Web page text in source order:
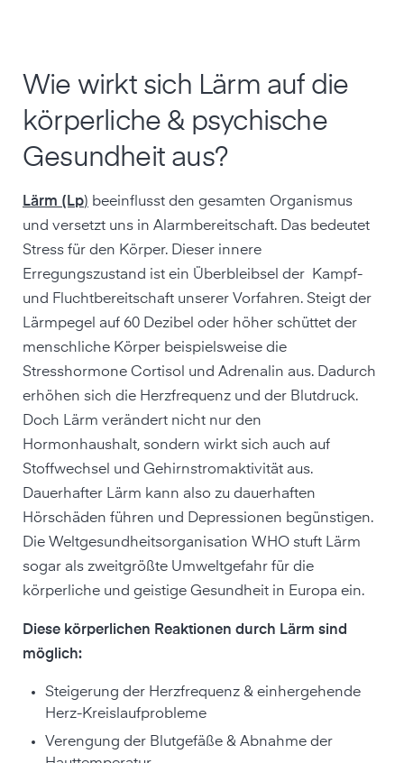
Wie wirkt sich Lärm auf die
körperliche & psychische
Gesundheit aus?
Lärm (Lp) beeinflusst den gesamten Organismus
und versetzt uns in Alarmbereitschaft. Das bedeutet
Stress für den Körper. Dieser innere
Erregungszustand ist ein Überbleibsel der Kampf-
und Fluchtbereitschaft unserer Vorfahren. Steigt der
Lärmpegel auf 60 Dezibel oder höher schüttet der
menschliche Körper beispielsweise die
Stresshormone Cortisol und Adrenalin aus. Dadurch
erhöhen sich die Herzfrequenz und der Blutdruck.
Doch Lärm verändert nicht nur den
Hormonhaushalt, sondern wirkt sich auch auf
Stoffwechsel und Gehirnstromaktivität aus.
Dauerhafter Lärm kann also zu dauerhaften
Hörschäden führen und Depressionen begünstigen.
Die Weltgesundheitsorganisation WHO stuft Lärm
sogar als zweitgrößte Umweltgefahr für die
körperliche und geistige Gesundheit in Europa ein.
Diese körperlichen Reaktionen durch Lärm sind
möglich:
Steigerung der Herzfrequenz & einhergehende
Herz-Kreislaufprobleme
Verengung der Blutgefäße & Abnahme der